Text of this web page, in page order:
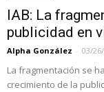
IAB: La
publicidad en
Alpha González - 03/
La fragmentación se
crecimiento de la